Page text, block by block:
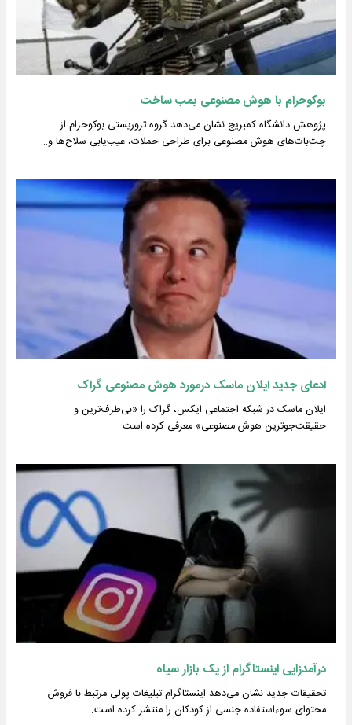
بوکوحرام با هوش مصنوعی بمب ساخت
پژوهش دانشگاه کمبریج نشان می‌دهد گروه تروریستی بوکوحرام از
چت‌بات‌های هوش مصنوعی برای طراحی حملات، عیب‌یابی سلاح‌ها و…
ادعای جدید ایلان ماسک درمورد هوش مصنوعی گراک
ایلان ماسک در شبکه اجتماعی ایکس، گراک را «بی‌طرف‌ترین و
حقیقت‌جوترین هوش مصنوعی» معرفی کرده است‌.
درآمدزایی اینستاگرام از یک بازار سیاه
تحقیقات جدید نشان می‌دهد اینستاگرام تبلیغات پولی مرتبط با فروش
محتوای سوءاستفاده جنسی از کودکان را منتشر کرده است.